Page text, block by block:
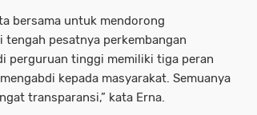
bersama untuk mendorong
pesatnya perkembangan
perguruan tinggi memiliki tiga peran
kepada masyarakat. Semuanya
transparansi,” kata Erna.